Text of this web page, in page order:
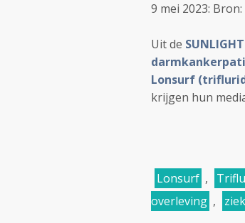
9 mei 2023:
Uit de
Lonsurf (
krijgen hun
Lonsurf ,
overleving ,